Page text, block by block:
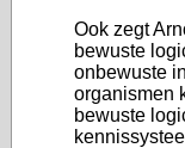
Ook zegt
bewuste
onbewuste
organismen
bewuste